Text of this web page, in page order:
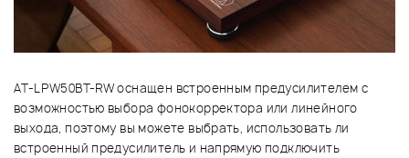
AT-LPW50BT-RW оснащен встроенным предусилителем с
возможностью выбора фонокорректора или линейного
выхода, поэтому вы можете выбрать, использовать ли
встроенный предусилитель и напрямую подключить